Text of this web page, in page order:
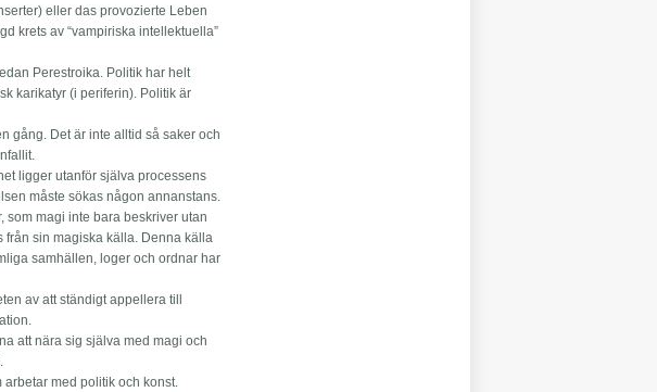
eller das provozierte Leben
krets av “vampiriska intellektuella”
Perestroika. Politik har helt
karikatyr (i periferin). Politik är
gång. Det är inte alltid så saker och
ligger utanför själva processens
måste sökas någon annanstans.
som magi inte bara beskriver utan
från sin magiska källa. Denna källa
samhällen, loger och ordnar har
av att ständigt appellera till
att nära sig själva med magi och
arbetar med politik och konst.